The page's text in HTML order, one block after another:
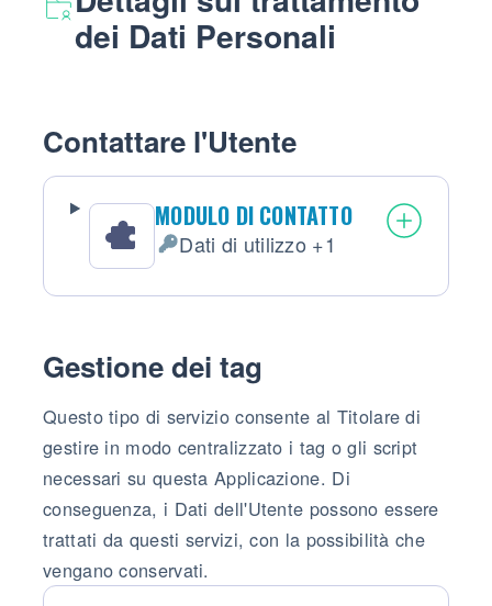
dei Dati Personali
Contattare l'Utente
MODULO DI CONTATTO
Dati Personali trattati:
Dati di utilizzo +1
Gestione dei tag
Questo tipo di servizio consente al Titolare di
gestire in modo centralizzato i tag o gli script
necessari su questa Applicazione. Di
conseguenza, i Dati dell'Utente possono essere
trattati da questi servizi, con la possibilità che
vengano conservati.